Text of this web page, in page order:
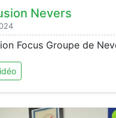
Nevers
Focus Groupe de